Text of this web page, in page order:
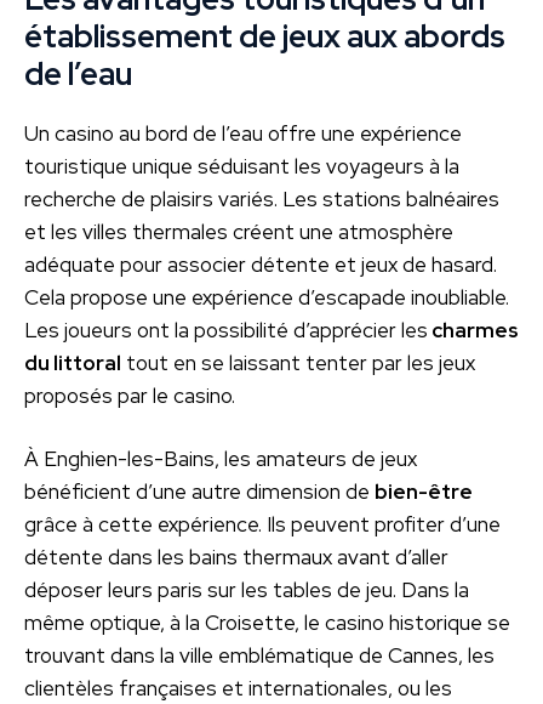
établissement de jeux aux abords
de l’eau
Un casino au bord de l’eau offre une expérience
touristique unique séduisant les voyageurs à la
recherche de plaisirs variés. Les stations balnéaires
et les villes thermales créent une atmosphère
adéquate pour associer détente et jeux de hasard.
Cela propose une expérience d’escapade inoubliable.
Les joueurs ont la possibilité d’apprécier les charmes
du littoral tout en se laissant tenter par les jeux
proposés par le casino.
À Enghien-les-Bains, les amateurs de jeux
bénéficient d’une autre dimension de bien-être
grâce à cette expérience. Ils peuvent profiter d’une
détente dans les bains thermaux avant d’aller
déposer leurs paris sur les tables de jeu. Dans la
même optique, à la Croisette, le casino historique se
trouvant dans la ville emblématique de Cannes, les
clientèles françaises et internationales, ou les